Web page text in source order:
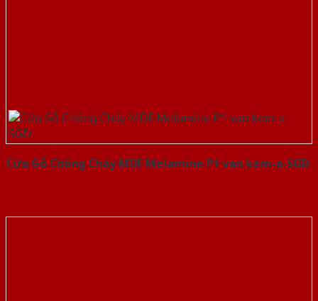
Cửa Gỗ Chống Cháy MDF Melamine P1 van kem-a-SGD